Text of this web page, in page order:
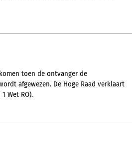
toen de ontvanger de
afgewezen. De Hoge Raad verklaart
Wet RO).